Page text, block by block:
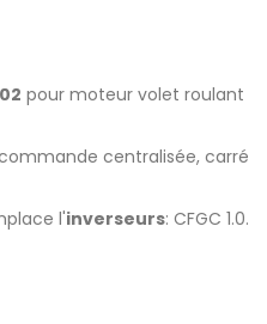
pour moteur volet roulant
centralisée, carré
l'inverseurs: CFGC 1.0.